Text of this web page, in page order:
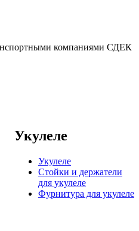
компаниями СДЕК
Укулеле
Укулеле
Стойки и держатели
для укулеле
Фурнитура для укулеле